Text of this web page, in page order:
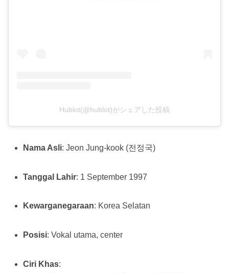
Hublot(@hublot)がシェアした投稿
Nama Asli: Jeon Jung-kook (전정국)
Tanggal Lahir: 1 September 1997
Kewarganegaraan: Korea Selatan
Posisi: Vokal utama, center
Ciri Khas: